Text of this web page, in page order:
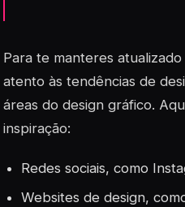
Para te manteres
atento às tendências de
áreas do design gráfico.
inspiração:
Redes sociais, como
Websites de design,